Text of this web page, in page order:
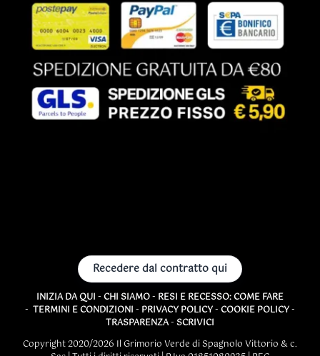
Recedere dal contratto qui
INIZIA DA QUI - CHI SIAMO- RESI E RECESSO: COME FARE
- TERMINI E CONDIZIONI - PRIVACY POLICY- COOKIE POLICY-
TRASPARENZA- SCRIVICI
Copyright 2020/2026 Il Grimorio Verde di Spagnolo Vittorio & c.